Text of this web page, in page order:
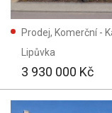
Prodej, Komerční -
Lipůvka
3 930 000 Kč